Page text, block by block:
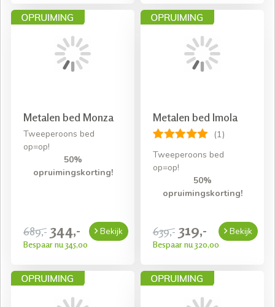
Metalen bed Monza
Tweeperoons bed
op=op!
50%
opruimingskorting!
689,- 344,-
Bespaar nu 345,00
Bekijk
Metalen bed Imola
(1)
Tweeperoons bed
op=op!
50%
opruimingskorting!
639,- 319,-
Bespaar nu 320,00
Bekijk